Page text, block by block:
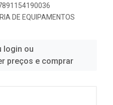
DE EQUIPAMENTOS
login ou
preços e comprar